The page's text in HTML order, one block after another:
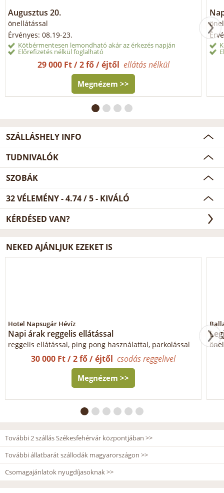
Augusztus 20.
önellátással
Érvényes: 08.19-23.
Kötbérmentesen lemondható akár az érkezés napján
Előrefizetés nélkül foglalható
29 000 Ft / 2 fő / éjtől ellátás nélkül
Megnézem >>
SZÁLLÁSHELY INFO
TUDNIVALÓK
SZOBÁK
32VÉLEMÉNY -4.74/5- KIVÁLÓ
KÉRDÉSED VAN?
NEKED AJÁNLJUK EZEKET IS
Hotel Napsugár Hévíz
Napi árak reggelis ellátással
reggelis ellátással, ping pong használattal, parkolással
30 000 Ft / 2 fő / éjtőlcsodás reggelivel
Megnézem >>
További 2 szállás Székesfehérvár központjában >>
További állatbarát szállodák magyarországon >>
Csomagajánlatok nyugdíjasoknak >>